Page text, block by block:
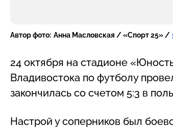
Автор фото: Анна Масловская / «Спорт 25» /
24 октября на стадионе
Владивостока по футболу
закончилась со счетом 5:3 в
Настрой у соперников был